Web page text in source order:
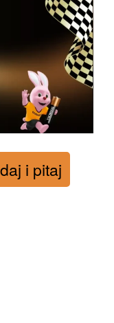
i pitaj